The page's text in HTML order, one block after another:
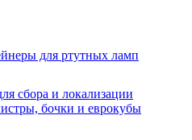
для ртутных ламп
сбора и локализации
бочки и еврокубы